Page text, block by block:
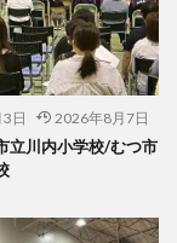
日 2026年8月7日
立川内小学校/むつ市